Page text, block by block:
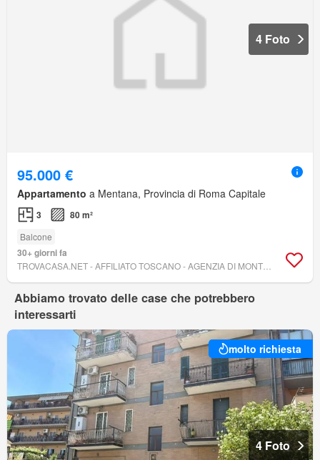
4 Foto
95.000 €
Appartamento a Mentana, Provincia di Roma Capitale
3 80 m²
Balcone
30+ giorni fa
Abbiamo trovato delle case che potrebbero
interessarti
molto richiesta
4 Foto